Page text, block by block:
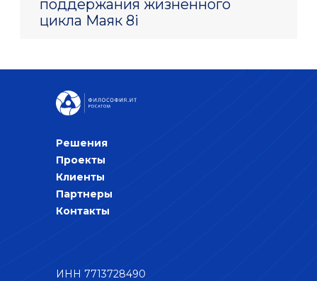
Решения
Проекты
ИНН 7713728490
Клиенты
Партнеры
Контакты